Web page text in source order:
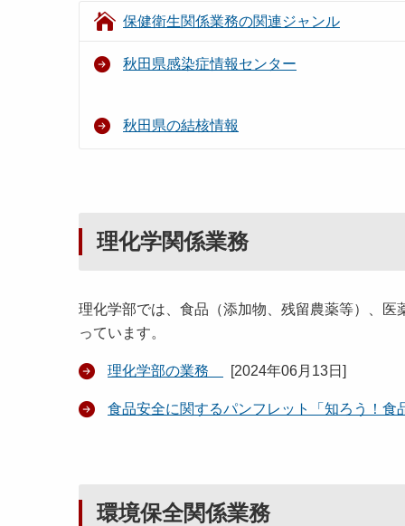
保健衛生関係業務の関連ジャンル
秋田県感染症情報センター
秋田県の結核情報
理化学関係業務
理化学部では、食品（添加物、残留農薬等）、
っています。
理化学部の業務 [2024年06月13日 ]
食品安全に関するパンフレット「知ろう！食
環境保全関係業務